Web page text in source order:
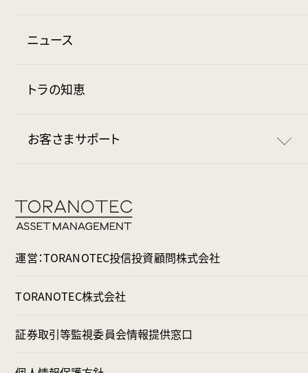
お得な連携サービス
トラノコ学割
利用料
ニュース
トラの知恵
お客さまサポート
基本的な使い方
ファンド変更の流れ
規約・免責事項
よくある質問
お問い合わせ
運営：TORANOTEC投信投資顧問株式会社
TORANOTEC株式会社
証券取引等監視委員会情報提供窓口